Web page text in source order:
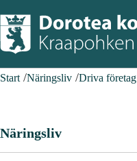
Start Näringsliv Driva företag
Näringsliv